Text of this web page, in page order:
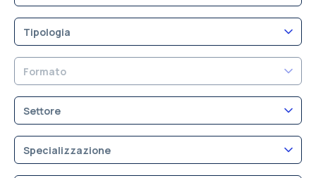
Tipologia
Formato
Settore
Specializzazione